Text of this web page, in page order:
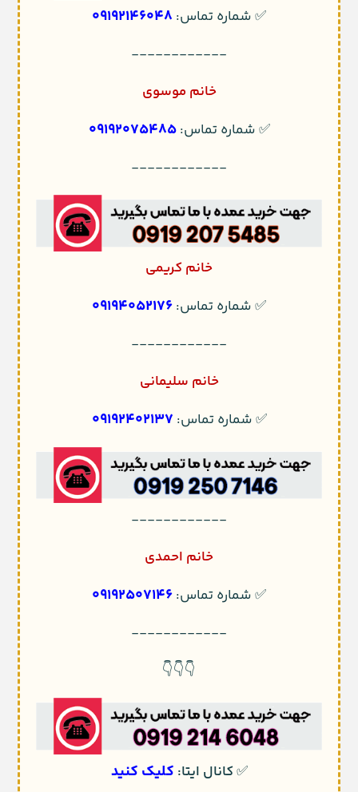
✅ شماره تماس: 09192146048
------------
خانم موسوی
✅ شماره تماس:09192075485
------------
خانم کریمی
✅ شماره تماس:09194052176
------------
خانم سلیمانی
✅ شماره تماس: 09192402137
------------
خانم احمدی
✅ شماره تماس:09192507146
------------
👇👇👇
✅کانال ایتا: کلیک کنید